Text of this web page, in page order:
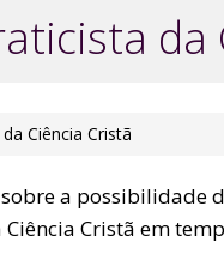
da
Ciência Cristã
a possibilidade
Cristã em